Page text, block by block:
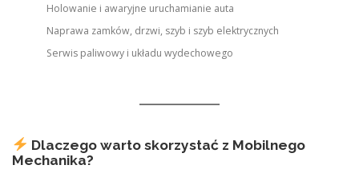
Holowanie i awaryjne uruchamianie auta
Naprawa zamków, drzwi, szyb i szyb elektrycznych
Serwis paliwowy i układu wydechowego
Dlaczego warto skorzystać z Mobilnego
Mechanika?